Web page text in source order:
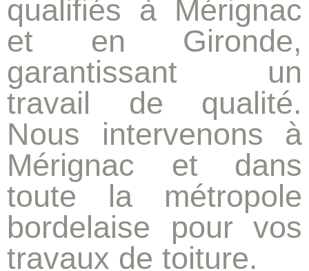
qualifiés à Mérignac
et en Gironde,
garantissant un
travail de qualité.
Nous intervenons à
Mérignac et dans
toute la métropole
bordelaise pour vos
travaux de toiture.